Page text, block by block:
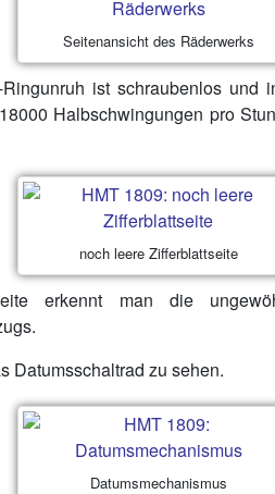
Seitenansicht des Räderwerks
ist schraubenlos und
Halbschwingungen pro
noch leere Zifferblattseite
erkennt man die
Datumsschaltrad zu sehen.
Datumsmechanismus